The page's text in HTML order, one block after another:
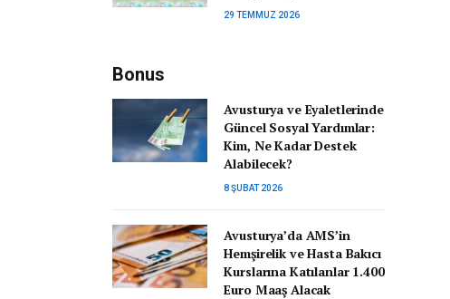
29 TEMMUZ 2026
Bonus
Avusturya ve Eyaletlerinde
Güncel Sosyal Yardımlar:
Kim, Ne Kadar Destek
Alabilecek?
8 ŞUBAT 2026
Avusturya’da AMS’in
Hemşirelik ve Hasta Bakıcı
Kurslarına Katılanlar 1.400
Euro Maaş Alacak